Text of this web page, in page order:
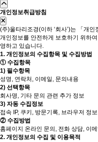
개인정보취급방침
(주)울타리조경(이하 ‘회사’)는 「개
개인정보를 안전하게 보호하기 위하
영하고 있습니다.
1. 개인정보의 수집항목 및 수집방법
① 수집항목
1) 필수항목
성명, 연락처, 이메일, 문의내용
2) 선택항목
회사명, 기타 문의 관련 추가 정보
3) 자동 수집정보
접속 IP, 쿠키, 방문기록, 브라우저 정
② 수집방법
홈페이지 온라인 문의, 전화 상담, 이
2. 개인정보의 수집 및 이용목적